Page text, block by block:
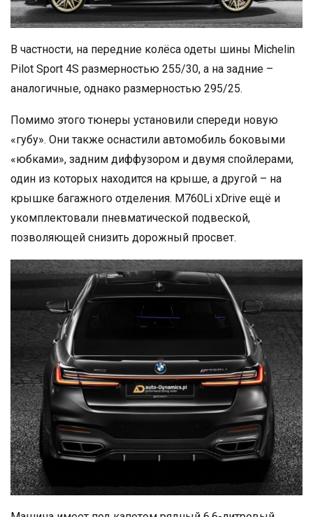
В частности, на передние колёса одеты шины Michelin
Pilot Sport 4S размерностью 255/30, а на задние –
аналогичные, однако размерностью 295/25.
Помимо этого тюнеры установили спереди новую
«губу». Они также оснастили автомобиль боковыми
«юбками», задним диффузором и двумя спойлерами,
один из которых находится на крыше, а другой – на
крышке багажного отделения. M760Li xDrive ещё и
укомплектовали пневматической подвеской,
позволяющей снизить дорожный просвет.